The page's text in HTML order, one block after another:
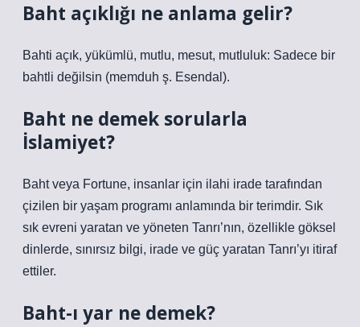
Baht açıklığı ne anlama gelir?
Bahti açık, yükümlü, mutlu, mesut, mutluluk: Sadece bir
bahtli değilsin (memduh ş. Esendal).
Baht ne demek sorularla
İslamiyet?
Baht veya Fortune, insanlar için ilahi irade tarafından
çizilen bir yaşam programı anlamında bir terimdir. Sık
sık evreni yaratan ve yöneten Tanrı’nın, özellikle göksel
dinlerde, sınırsız bilgi, irade ve güç yaratan Tanrı’yı ​​itiraf
ettiler.
Baht-ı yar ne demek?